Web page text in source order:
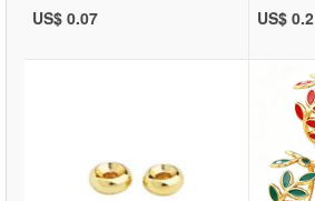
US$ 0.07 US$ 0.2